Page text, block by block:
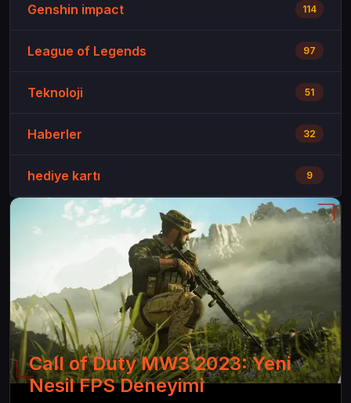
Genshin impact 114
League of Legends 97
Teknoloji 51
Haberler 32
hediye kartı 9
Call of Duty MW3 2023: Yeni
Nesil FPS Deneyimi